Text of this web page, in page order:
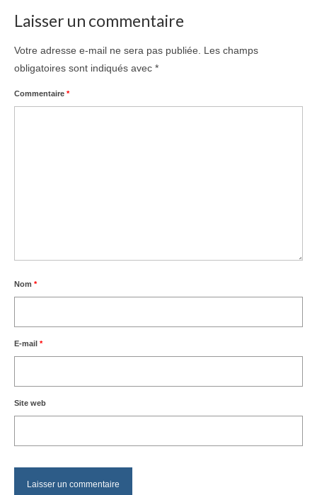
Laisser un commentaire
Votre adresse e-mail ne sera pas publiée.
Les champs
obligatoires sont indiqués avec *
Commentaire *
Nom *
E-mail *
Site web